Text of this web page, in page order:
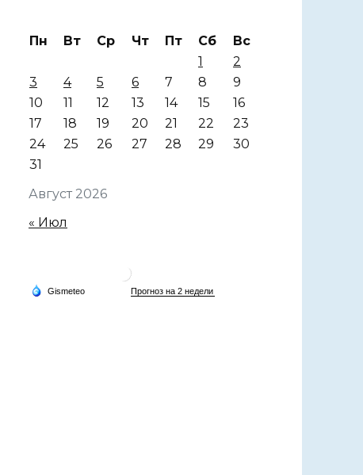
Август 2026
Пн Вт Ср Чт Пт Сб
Вс
1
2
3
4 5 6 7 8
9
10
11 12 13 14 15
16
17
18 19 20 21 22
23
24
25 26 27 28 29
30
31
« Июл